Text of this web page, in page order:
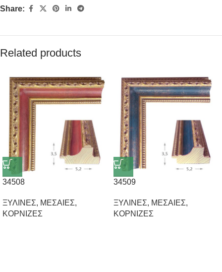
Share:
Related products
34508
ΞΥΛΙΝΕΣ, ΜΕΣΑΙΕΣ,
ΚΟΡΝΙΖΕΣ
34509
ΞΥΛΙΝΕΣ, ΜΕΣΑΙΕΣ,
ΚΟΡΝΙΖΕΣ